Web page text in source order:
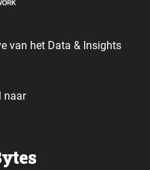
van het Data & Insights
naar